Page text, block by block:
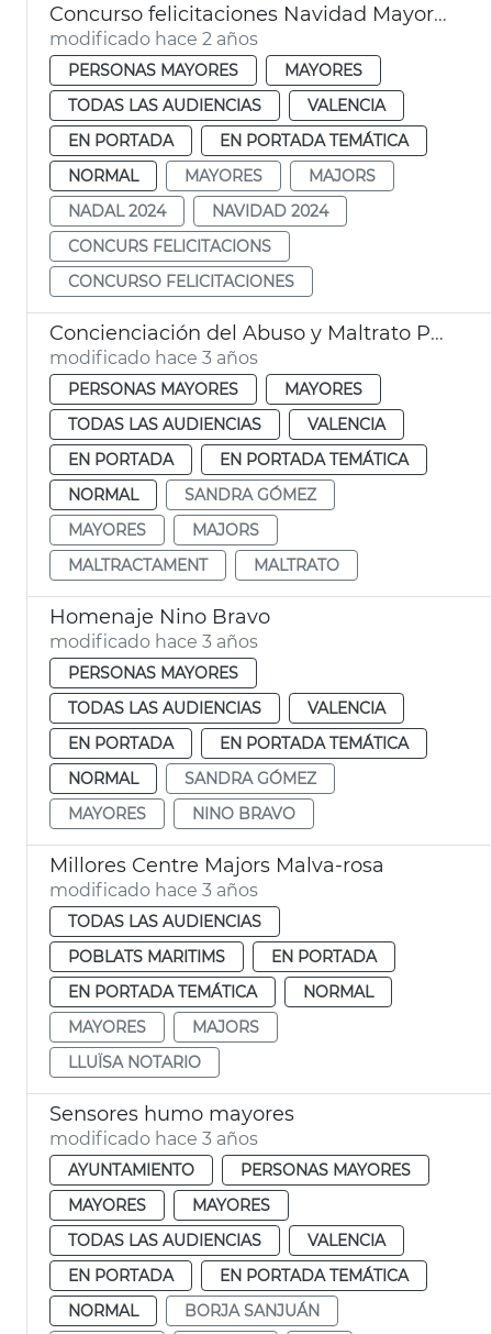
Concurso felicitaciones Navidad Mayores
modificado hace 2 años
PERSONAS MAYORES
MAYORES
TODAS LAS AUDIENCIAS
VALENCIA
EN PORTADA
EN PORTADA TEMÁTICA
NORMAL
MAYORES
MAJORS
NADAL 2024
NAVIDAD 2024
CONCURS FELICITACIONS
CONCURSO FELICITACIONES
Concienciación del Abuso y Maltrato Personas Mayores
modificado hace 3 años
PERSONAS MAYORES
MAYORES
TODAS LAS AUDIENCIAS
VALENCIA
EN PORTADA
EN PORTADA TEMÁTICA
NORMAL
SANDRA GÓMEZ
MAYORES
MAJORS
MALTRACTAMENT
MALTRATO
Homenaje Nino Bravo
modificado hace 3 años
PERSONAS MAYORES
TODAS LAS AUDIENCIAS
VALENCIA
EN PORTADA
EN PORTADA TEMÁTICA
NORMAL
SANDRA GÓMEZ
MAYORES
NINO BRAVO
Millores Centre Majors Malva-rosa
modificado hace 3 años
TODAS LAS AUDIENCIAS
POBLATS MARITIMS
EN PORTADA
EN PORTADA TEMÁTICA
NORMAL
MAYORES
MAJORS
LLUÏSA NOTARIO
Sensores humo mayores
modificado hace 3 años
AYUNTAMIENTO
PERSONAS MAYORES
MAYORES
MAYORES
TODAS LAS AUDIENCIAS
VALENCIA
EN PORTADA
EN PORTADA TEMÁTICA
NORMAL
BORJA SANJUÁN